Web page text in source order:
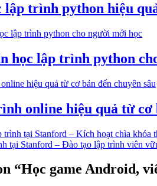
lập trình python hiệu
học lập trình python
online hiệu quả từ cơ
trình tại Stanford – Kích hoạt chìa khóa
tại Stanford – Đào tạo lập trình viên
“Học game Android,